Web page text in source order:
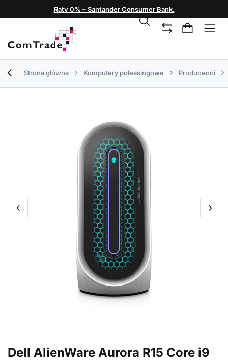
Raty 0% – Santander Consumer Bank.
Strona główna Komputery poleasingowe Producenci
Dell AlienWare Aurora R15 Core i9